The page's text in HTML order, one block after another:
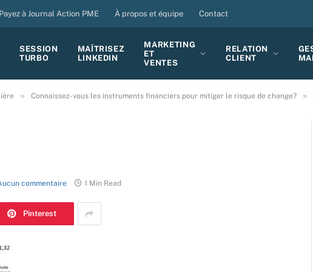
Payez à Journal Action PME À propos et équipe Contact
SESSION
TURBO
MAÎTRISEZ
LINKEDIN
MARKETING
ET
VENTES
RELATION
CLIENT
» Connaissez-vous les instruments financiers pour mitiger le risque de change? »
commentaire 1 Min Read
Pinterest